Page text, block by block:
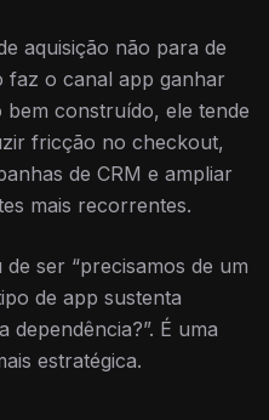
aquisição não para de
faz o canal app ganhar
construído, ele tende
fricção no checkout,
de CRM e ampliar
mais recorrentes.
ser “precisamos de um
de app sustenta
É uma
estratégica.